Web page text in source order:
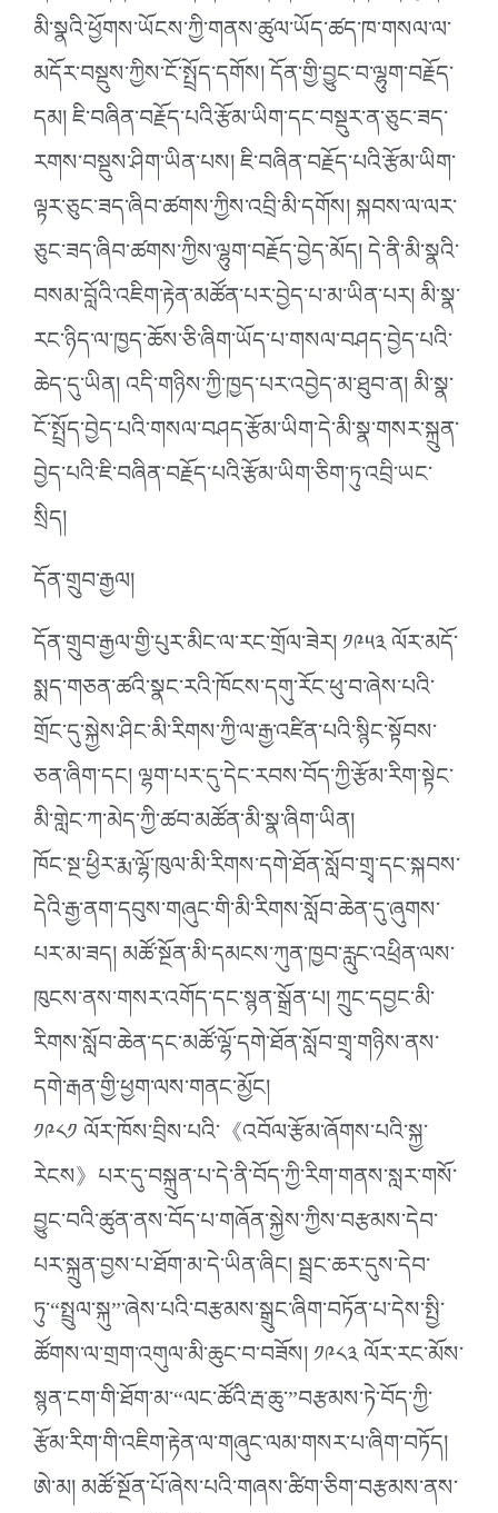
མི་སྣའི་ཕྱོགས་ཡོངས་ཀྱི་གནས་ཚུལ་ཡོད་ཚད་ཁ་གསལ་ལ་
མདོར་བསྡུས་ཀྱིས་ངོ་སྤྲོད་དགོས། དོན་གྱི་བྱུང་བ་ལྷུག་བརྗོད་
དམ། ཇི་བཞིན་བརྗོད་པའི་རྩོམ་ཡིག་དང་བསྡུར་ན་ཅུང་ཟད་
རགས་བསྡུས་ཤིག་ཡིན་པས། ཇི་བཞིན་བརྗོད་པའི་རྩོམ་ཡིག་
ལྟར་ཅུང་ཟད་ཞིབ་ཚགས་ཀྱིས་འབྲི་མི་དགོས། སྐབས་ལ་ལར་
ཅུང་ཟད་ཞིབ་ཚགས་ཀྱིས་ལྷུག་བརྗོད་བྱེད་མོད། དེ་ནི་མི་སྣའི་
བསམ་བློའི་འཇིག་རྟེན་མཚོན་པར་བྱེད་པ་མ་ཡིན་པར། མི་སྣ་
རང་ཉིད་ལ་ཁྱད་ཆོས་ཅི་ཞིག་ཡོད་པ་གསལ་བཤད་བྱེད་པའི་
ཆེད་དུ་ཡིན། འདི་གཉིས་ཀྱི་ཁྱད་པར་འབྱེད་མ་ཐུབ་ན། མི་སྣ་
ངོ་སྤྲོད་བྱེད་པའི་གསལ་བཤད་རྩོམ་ཡིག་དེ་མི་སྣ་གསར་སྐྲུན་
བྱེད་པའི་ཇི་བཞིན་བརྗོད་པའི་རྩོམ་ཡིག་ཅིག་ཏུ་འབྲི་ཡང་
སྲིད།
དོན་གྲུབ་རྒྱལ།
དོན་གྲུབ་རྒྱལ་གྱི་པུར་མིང་ལ་རང་གྲོལ་ཟེར། ༡༩༥༣ ལོར་མདོ་
སྨད་གཅན་ཚའི་སྣང་རའི་ཁོངས་དགུ་རོང་ཕུ་བ་ཞེས་པའི་
གྲོང་དུ་སྐྱེས་ཤིང་མི་རིགས་ཀྱི་ལ་རྒྱ་འཛིན་པའི་སྙིང་སྟོབས་
ཅན་ཞིག་དང། ལྷག་པར་དུ་དེང་རབས་བོད་ཀྱི་རྩོམ་རིག་སྟེང་
མི་གླེང་ཀ་མེད་ཀྱི་ཚབ་མཚོན་མི་སྣ་ཞིག་ཡིན།
ཁོང་སྔ་ཕྱིར་རྨ་ལྷོ་ཁུལ་མི་རིགས་དགེ་ཐོན་སློབ་གྲྭ་དང་སྐབས་
དེའི་རྒྱ་ནག་དབུས་གཞུང་གི་མི་རིགས་སློབ་ཆེན་དུ་ཞུགས་
པར་མ་ཟད། མཚོ་སྔོན་མི་དམངས་ཀུན་ཁྱབ་རླུང་འཕྲིན་ལས་
ཁུངས་ནས་གསར་འགོད་དང་སྙན་སྒྲོན་པ། ཀྲུང་དབྱང་མི་
རིགས་སློབ་ཆེན་དང་མཚོ་ལྷོ་དགེ་ཐོན་སློབ་གྲྭ་གཉིས་ནས་
དགེ་རྒན་གྱི་ཕྱག་ལས་གནང་མྱོང།
༡༩༨༡ ལོར་ཁོས་བྲིས་པའི་《འབོལ་རྩོམ་ཞོགས་པའི་སྐྱ་
རེངས》པར་དུ་བསྐྲུན་པ་དེ་ནི་བོད་ཀྱི་རིག་གནས་སླར་གསོ་
བྱུང་བའི་ཚུན་ནས་བོད་པ་གཞོན་སྐྱེས་ཀྱིས་བརྩམས་དེབ་
པར་སྐྲུན་བྱས་པ་ཐོག་མ་དེ་ཡིན་ཞིང། སྦྲང་ཆར་དུས་དེབ་
ཏུ་“སྤྲུལ་སྐུ”་ཞེས་པའི་བརྩམས་སྒྲུང་ཞིག་བཏོན་པ་དེས་སྤྱི་
ཚོགས་ལ་གྲག་འགུལ་མི་ཆུང་བ་བཟོས། ༡༩༨༣ ལོར་རང་མོས་
སྙན་ངག་གི་ཐོག་མ་“ལང་ཚོའི་རྦ་ཆུ་”བརྩམས་ཏེ་བོད་ཀྱི་
རྩོམ་རིག་གི་འཇིག་རྟེན་ལ་གཞུང་ལམ་གསར་པ་ཞིག་བཏོད།
ཨེ་མ། མཚོ་སྔོན་པོ་ཞེས་པའི་གཞས་ཚིག་ཅིག་བརྩམས་ནས་